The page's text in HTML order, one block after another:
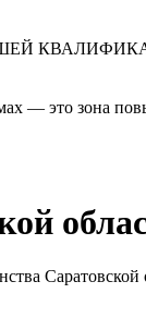
— это зона